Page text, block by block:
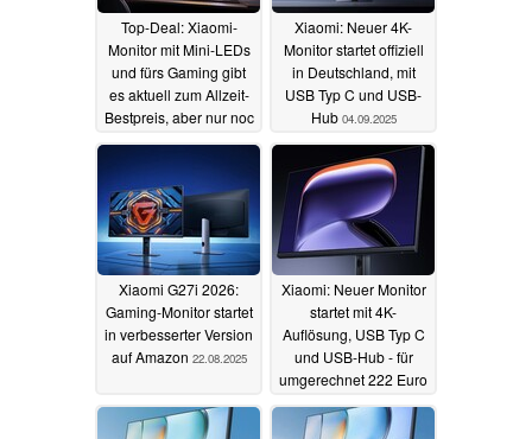
Top-Deal: Xiaomi-
Monitor mit Mini-LEDs
und fürs Gaming gibt
es aktuell zum Allzeit-
Bestpreis, aber nur noc
heute20.12.2025
Xiaomi: Neuer 4K-
Monitor startet offiziell
in Deutschland, mit
USB Typ C und USB-
Hub 04.09.2025
Xiaomi G27i 2026:
Gaming-Monitor startet
in verbesserter Version
auf Amazon 22.08.2025
Xiaomi: Neuer Monitor
startet mit 4K-
Auflösung, USB Typ C
und USB-Hub - für
umgerechnet 222 Euro
12.08.2025